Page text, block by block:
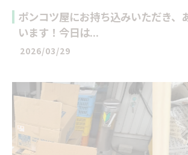
ポンコツ屋にお持ち込みいただき、
います！今日は...
2026/03/29